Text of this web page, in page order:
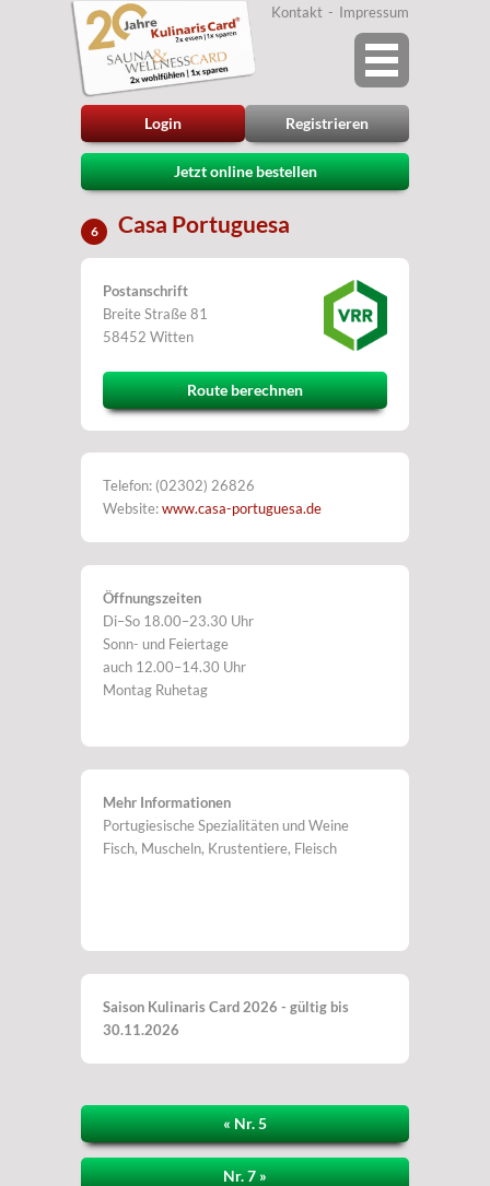
Login Registrieren
Kontakt Impressum
Jetzt online bestellen
6 Casa Portuguesa
Postanschrift
Breite Straße 81
58452 Witten
Route berechnen
Telefon: (02302) 26826
Website:www.casa-portuguesa.de
Öffnungszeiten
Di–So 18.00–23.30 Uhr
Sonn- und Feiertage
auch 12.00–14.30 Uhr
Montag Ruhetag
Mehr Informationen
Portugiesische Spezialitäten und Weine
Fisch, Muscheln, Krustentiere, Fleisch
Saison Kulinaris Card 2026 - gültig bis
30.11.2026
« Nr. 5
Nr. 7 »